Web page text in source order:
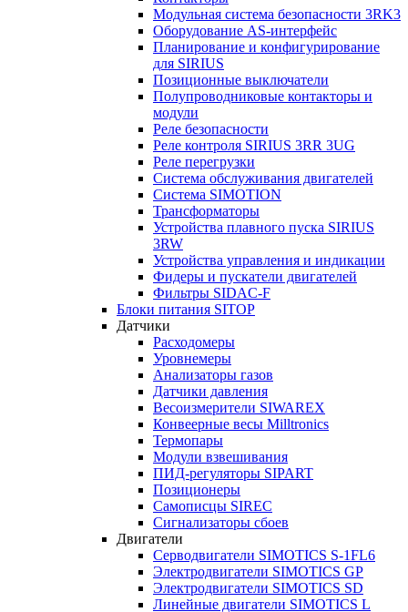
Модульная система безопасности 3RK3
Оборудование AS-интерфейс
Планирование и конфигурирование
для SIRIUS
Позиционные выключатели
Полупроводниковые контакторы и
модули
Реле безопасности
Реле контроля SIRIUS 3RR 3UG
Реле перегрузки
Сиcтема обслуживания двигателей
Система SIMOTION
Трансформаторы
Устройства плавного пуска SIRIUS
3RW
Устройства управления и индикации
Фидеры и пускатели двигателей
Фильтры SIDAC-F
Блоки питания SITOP
Датчики
Расходомеры
Уровнемеры
Анализаторы газов
Датчики давления
Весоизмерители SIWAREX
Конвеерные весы Milltronics
Термопары
Модули взвешивания
ПИД-регуляторы SIPART
Позиционеры
Самописцы SIREC
Сигнализаторы сбоев
Двигатели
Серводвигатели SIMOTICS S-1FL6
Электродвигатели SIMOTICS GP
Электродвигатели SIMOTICS SD
Линейные двигатели SIMOTICS L